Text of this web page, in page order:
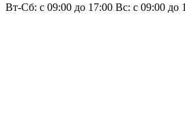
Вт-Сб: с 09:00 до 17:00 Вс: с 09:00